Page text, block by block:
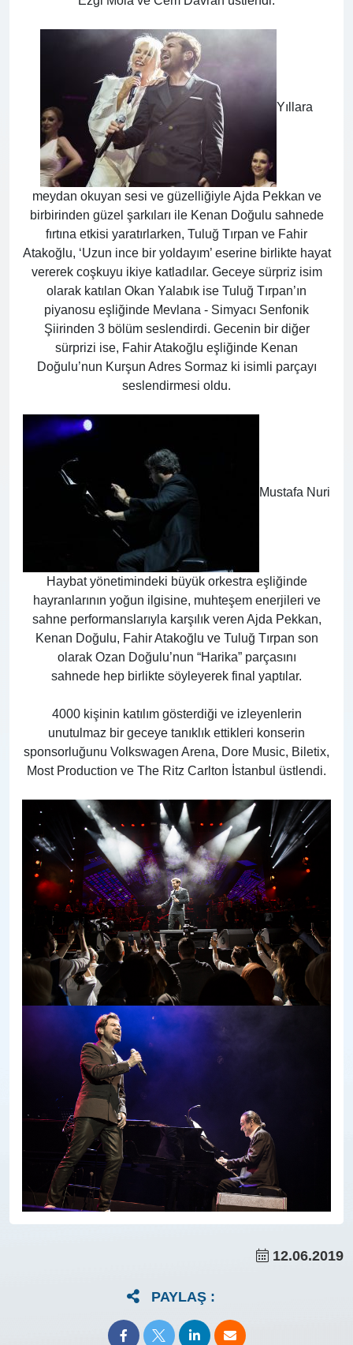
Yıllara
meydan okuyan sesi ve güzelliğiyle Ajda Pekkan ve
birbirinden güzel şarkıları ile Kenan Doğulu sahnede
fırtına etkisi yaratırlarken, Tuluğ Tırpan ve Fahir
Atakoğlu, ‘Uzun ince bir yoldayım’ eserine birlikte hayat
vererek coşkuyu ikiye katladılar. Geceye sürpriz isim
olarak katılan Okan Yalabık ise Tuluğ Tırpan’ın
piyanosu eşliğinde Mevlana - Simyacı Senfonik
Şiirinden 3 bölüm seslendirdi. Gecenin bir diğer
sürprizi ise, Fahir Atakoğlu eşliğinde Kenan
Doğulu’nun Kurşun Adres Sormaz ki isimli parçayı
seslendirmesi oldu.
Mustafa Nuri
Haybat yönetimindeki büyük orkestra eşliğinde
hayranlarının yoğun ilgisine, muhteşem enerjileri ve
sahne performanslarıyla karşılık veren Ajda Pekkan,
Kenan Doğulu, Fahir Atakoğlu ve Tuluğ Tırpan son
olarak Ozan Doğulu’nun “Harika” parçasını
sahnede hep birlikte söyleyerek final yaptılar.
4000 kişinin katılım gösterdiği ve izleyenlerin
unutulmaz bir geceye tanıklık ettikleri konserin
sponsorluğunu Volkswagen Arena, Dore Music, Biletix,
Most Production ve The Ritz Carlton İstanbul üstlendi.
12.06.2019
PAYLAŞ :